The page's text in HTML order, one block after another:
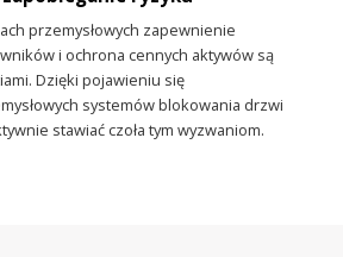
przemysłowych zapewnienie
i ochrona cennych aktywów są
Dzięki pojawieniu się
systemów blokowania drzwi
stawiać czoła tym wyzwaniom.